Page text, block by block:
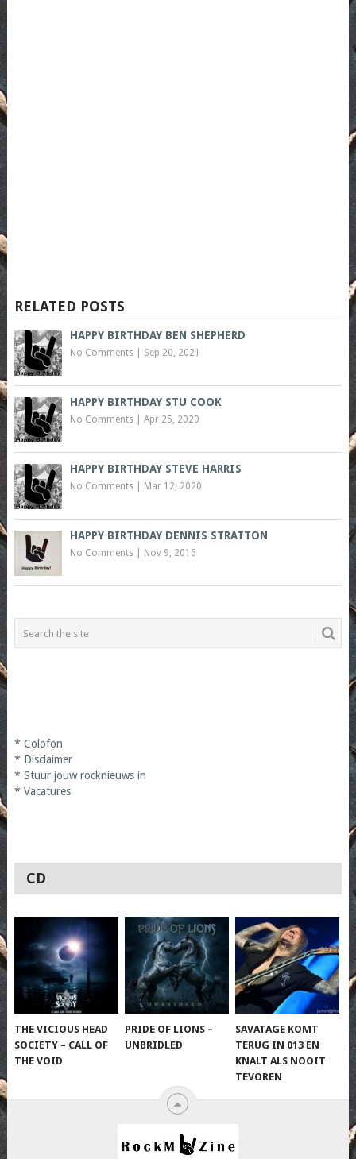
RELATED POSTS
HAPPY BIRTHDAY BEN SHEPHERD
No Comments| Sep 20, 2021
HAPPY BIRTHDAY STU COOK
No Comments| Apr 25, 2020
HAPPY BIRTHDAY STEVE HARRIS
No Comments| Mar 12, 2020
HAPPY BIRTHDAY DENNIS STRATTON
No Comments| Nov 9, 2016
* Colofon
* Disclaimer
* Stuur jouw rocknieuws in
* Vacatures
CD
THE VICIOUS HEAD
SOCIETY – CALL OF
THE VOID
PRIDE OF LIONS –
UNBRIDLED
SAVATAGE KOMT
TERUG IN 013 EN
KNALT ALS NOOIT
TEVOREN